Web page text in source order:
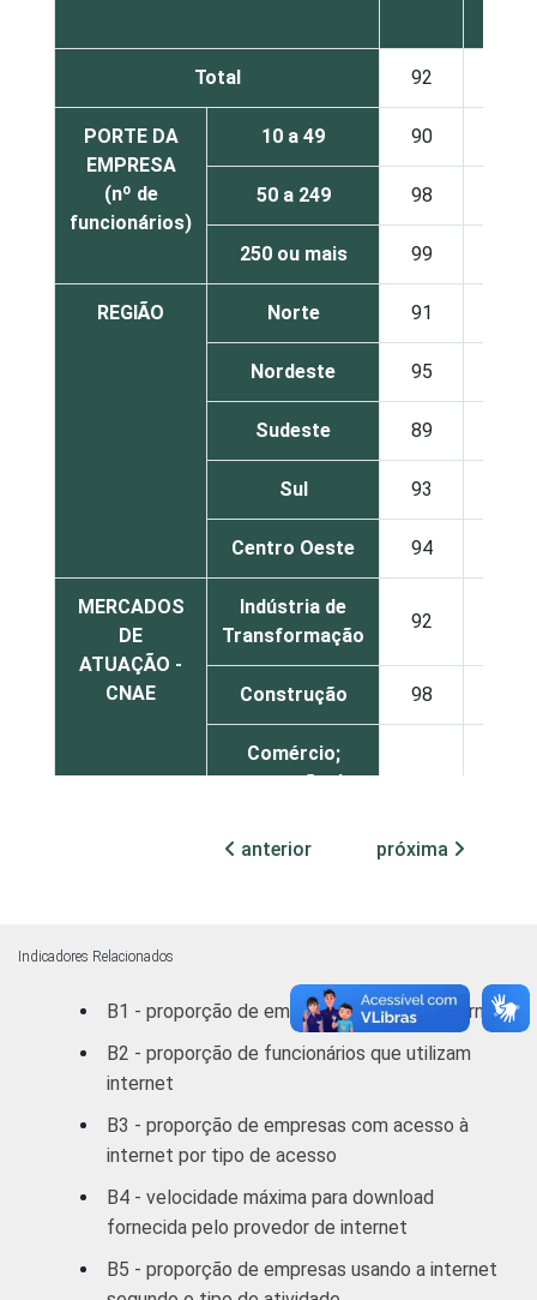
Total 92
PORTE DA
EMPRESA
(nº de
funcionários)
10 a 49 90
50 a 249 98
250 ou mais 99
REGIÃO Norte 91
Nordeste 95
Sudeste 89
Sul 93
Centro Oeste 94
MERCADOS
DE
ATUAÇÃO -
CNAE
Indústria de
Transformação
92
Construção 98
Comércio;
reparação de
automotores,
94
Transporte,
Armazenagem
97 1
Atividades
imobiliárias,
aluguéis e
serviços
prestados às
empresas
98
anterior próxima
Indicadores Relacionados
B1 - proporção de empresas que usam internet
B2 - proporção de funcionários que utilizam
internet
B3 - proporção de empresas com acesso à
internet por tipo de acesso
B4 - velocidade máxima para download
fornecida pelo provedor de internet
B5 - proporção de empresas usando a internet